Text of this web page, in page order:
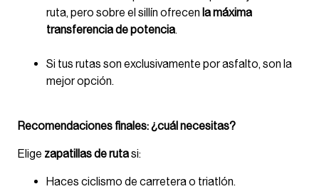
ruta, pero sobre el sillín ofrecen la máxima
transferencia de potencia.
Si tus rutas son exclusivamente por asfalto, son la
mejor opción.
Recomendaciones finales: ¿cuál necesitas?
Elige zapatillas de rutasi:
Haces ciclismo de carretera o triatlón.